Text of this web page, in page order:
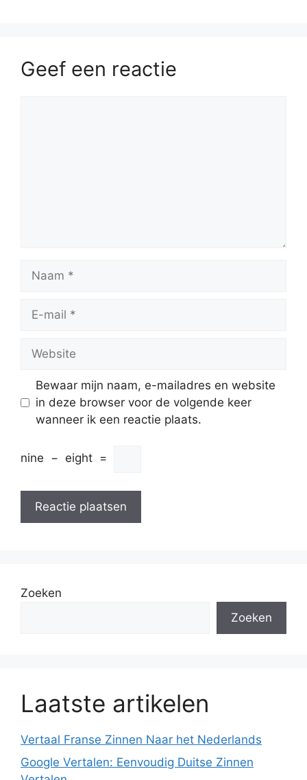
Geef een reactie
mail
Bewaar mijn naam, e-mailadres en website
in deze browser voor de volgende keer
wanneer ik een reactie plaats.
nine − eight =
Zoeken
Zoeken
Laatste artikelen
Vertaal Franse Zinnen Naar het Nederlands
Google Vertalen: Eenvoudig Duitse Zinnen